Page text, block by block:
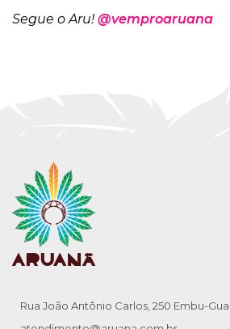
Segue o Aru! @vemproaruana
Rua João Antônio Carlos, 250 Embu-